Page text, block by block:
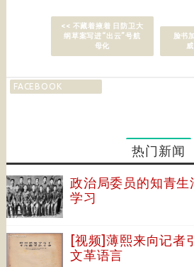
<< 不藏着掖着 日防卫大
纲草案写进“出云”号航
母化
脸书
FACEBOOK
热门新闻
政治局委员的知青
学习
[视频]薄熙来向记者
文革语言